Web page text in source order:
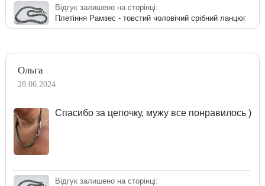
Відгук залишено на сторінці:
Плетіння Рамзес - товстий чоловічий срібний ланцюг
Ольга
28.06.2024
Спасибо за цепочку, мужу все понравилось )
Відгук залишено на сторінці: